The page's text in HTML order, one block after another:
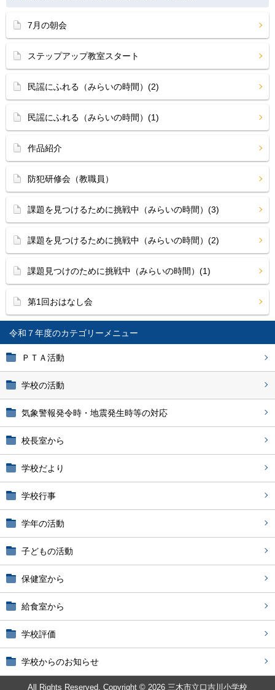
令和７年度
ＰＴＡ活動
学校の活動
気象警報発令時・地震発生時等の対応
校長室から
学校だより
学校行事
学年の活動
子どもの活動
保健室から
給食室から
学校評価
学校からのお知らせ
7月の朝会
ステップアップ教室スタート
民謡にふれる（みらいの時間）(2)
民謡にふれる（みらいの時間）(1)
作品紹介
防犯研修会（教職員）
課題を見つけるために挑戦中（みらいの時間）(3)
課題を見つけるために挑戦中（みらいの時間）(2)
課題見つけのために挑戦中（みらいの時間）(1)
第1回おはなし会
All Rights Reserved. Copyright © 2026 三木市立口吉川小学校